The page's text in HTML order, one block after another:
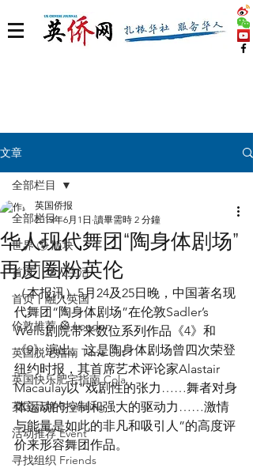
文章
全部栏目
世界 🌎 版块
首页丨华人生活
首页丨融入英国
伦敦推荐 🎡 London
英国脱宅指南 Time out
英国快乐肥宅指南 Cola
英国品牌 Branding
活动推荐 Event
寻找组织 Friends
全部栏目
华人现代舞团“陶身体剧场”
再度圈粉英伦
英国侨报
2019年6月1日 讀畢需時 2 分鐘
（本报讯）5月24及25日晚，中国著名现
代舞团“陶身体剧场”在伦敦Sadler’s
Wells剧院带来数位系列作品《4》和
《9》演出。这是陶身体剧场曾四次荣登
纽约时报，其首席艺术评论家Alastair
Macaulay以“戏剧性的张力……舞者对身
体运动的控制和强大的驱动力……激情
与能量是如此的非凡和吸引人”的高度评
价来形容舞团作品。